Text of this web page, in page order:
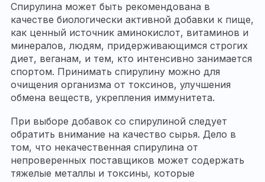
Спирулина может быть рекомендована в
качестве биологически активной добавки к пище,
как ценный источник аминокислот, витаминов и
минералов, людям, придерживающимся строгих
диет, веганам, и тем, кто интенсивно занимается
спортом. Принимать спирулину можно для
очищения организма от токсинов, улучшения
обмена веществ, укрепления иммунитета.
При выборе добавок со спирулиной следует
обратить внимание на качество сырья. Дело в
том, что некачественная спирулина от
непроверенных поставщиков может содержать
тяжелые металлы и токсины, которые